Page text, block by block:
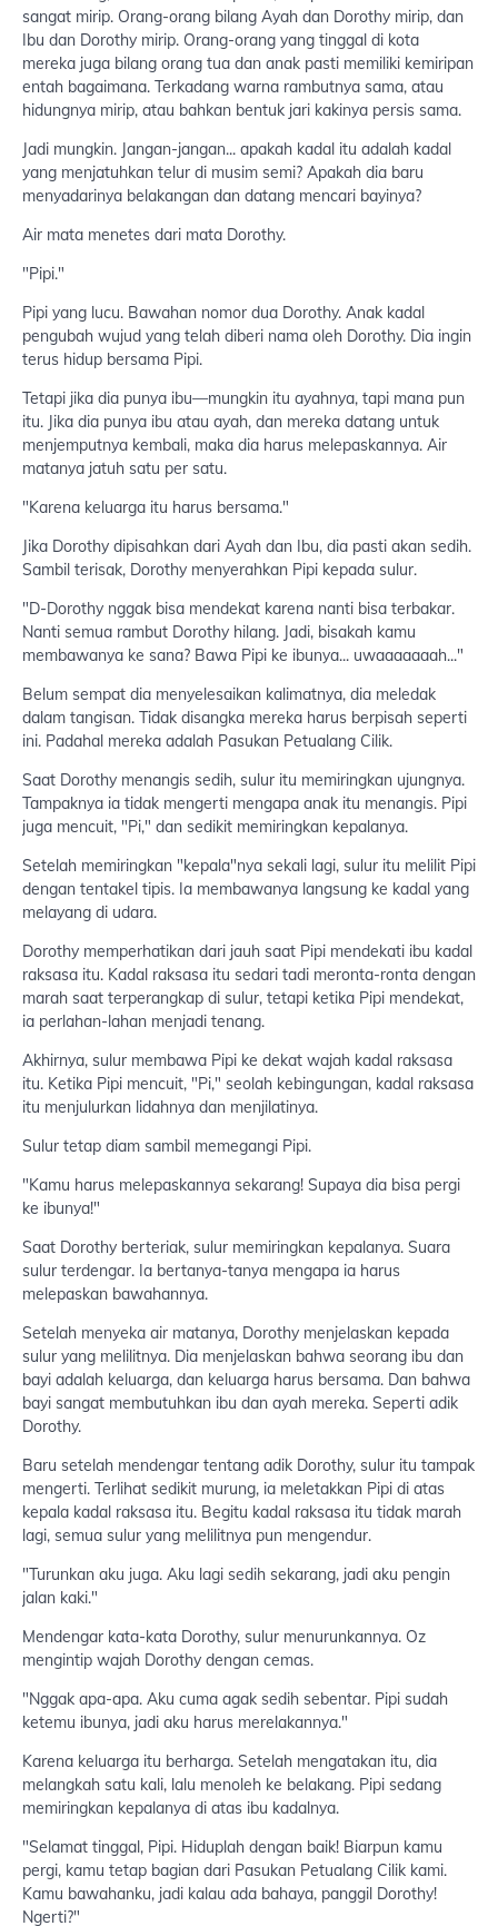
sangat mirip. Orang-orang bilang Ayah dan Dorothy mirip, dan
Ibu dan Dorothy mirip. Orang-orang yang tinggal di kota
mereka juga bilang orang tua dan anak pasti memiliki kemiripan
entah bagaimana. Terkadang warna rambutnya sama, atau
hidungnya mirip, atau bahkan bentuk jari kakinya persis sama.
Jadi mungkin. Jangan-jangan... apakah kadal itu adalah kadal
yang menjatuhkan telur di musim semi? Apakah dia baru
menyadarinya belakangan dan datang mencari bayinya?
Air mata menetes dari mata Dorothy.
"Pipi."
Pipi yang lucu. Bawahan nomor dua Dorothy. Anak kadal
pengubah wujud yang telah diberi nama oleh Dorothy. Dia ingin
terus hidup bersama Pipi.
Tetapi jika dia punya ibu—mungkin itu ayahnya, tapi mana pun
itu. Jika dia punya ibu atau ayah, dan mereka datang untuk
menjemputnya kembali, maka dia harus melepaskannya. Air
matanya jatuh satu per satu.
"Karena keluarga itu harus bersama."
Jika Dorothy dipisahkan dari Ayah dan Ibu, dia pasti akan sedih.
Sambil terisak, Dorothy menyerahkan Pipi kepada sulur.
"D-Dorothy nggak bisa mendekat karena nanti bisa terbakar.
Nanti semua rambut Dorothy hilang. Jadi, bisakah kamu
membawanya ke sana? Bawa Pipi ke ibunya... uwaaaaaaah..."
Belum sempat dia menyelesaikan kalimatnya, dia meledak
dalam tangisan. Tidak disangka mereka harus berpisah seperti
ini. Padahal mereka adalah Pasukan Petualang Cilik.
Saat Dorothy menangis sedih, sulur itu memiringkan ujungnya.
Tampaknya ia tidak mengerti mengapa anak itu menangis. Pipi
juga mencuit, "Pi," dan sedikit memiringkan kepalanya.
Setelah memiringkan "kepala"nya sekali lagi, sulur itu melilit Pipi
dengan tentakel tipis. Ia membawanya langsung ke kadal yang
melayang di udara.
Dorothy memperhatikan dari jauh saat Pipi mendekati ibu kadal
raksasa itu. Kadal raksasa itu sedari tadi meronta-ronta dengan
marah saat terperangkap di sulur, tetapi ketika Pipi mendekat,
ia perlahan-lahan menjadi tenang.
Akhirnya, sulur membawa Pipi ke dekat wajah kadal raksasa
itu. Ketika Pipi mencuit, "Pi," seolah kebingungan, kadal raksasa
itu menjulurkan lidahnya dan menjilatinya.
Sulur tetap diam sambil memegangi Pipi.
"Kamu harus melepaskannya sekarang! Supaya dia bisa pergi
ke ibunya!"
Saat Dorothy berteriak, sulur memiringkan kepalanya. Suara
sulur terdengar. Ia bertanya-tanya mengapa ia harus
melepaskan bawahannya.
Setelah menyeka air matanya, Dorothy menjelaskan kepada
sulur yang melilitnya. Dia menjelaskan bahwa seorang ibu dan
bayi adalah keluarga, dan keluarga harus bersama. Dan bahwa
bayi sangat membutuhkan ibu dan ayah mereka. Seperti adik
Dorothy.
Baru setelah mendengar tentang adik Dorothy, sulur itu tampak
mengerti. Terlihat sedikit murung, ia meletakkan Pipi di atas
kepala kadal raksasa itu. Begitu kadal raksasa itu tidak marah
lagi, semua sulur yang melilitnya pun mengendur.
"Turunkan aku juga. Aku lagi sedih sekarang, jadi aku pengin
jalan kaki."
Mendengar kata-kata Dorothy, sulur menurunkannya. Oz
mengintip wajah Dorothy dengan cemas.
"Nggak apa-apa. Aku cuma agak sedih sebentar. Pipi sudah
ketemu ibunya, jadi aku harus merelakannya."
Karena keluarga itu berharga. Setelah mengatakan itu, dia
melangkah satu kali, lalu menoleh ke belakang. Pipi sedang
memiringkan kepalanya di atas ibu kadalnya.
"Selamat tinggal, Pipi. Hiduplah dengan baik! Biarpun kamu
pergi, kamu tetap bagian dari Pasukan Petualang Cilik kami.
Kamu bawahanku, jadi kalau ada bahaya, panggil Dorothy!
Ngerti?"